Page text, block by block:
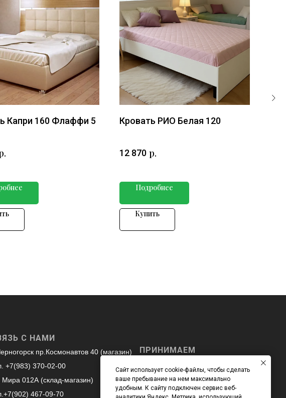
Капри 160 Флаффи 5 Кровать РИО Белая 120
12 870 р.
Подробнее
Купить
С НАМИ
пр.Космонавтов 40 (магазин)
+7(983) 370-02-00
Мира 012А (склад-магазин)
467-09-70
ПРИНИМАЕМ
Вы можете оплатить
покупки наличными /
картой при получении, а
Сайт использует cookie-файлы, чтобы сделать
ваше пребывание на нем максимально
удобным. К cайту подключен сервис веб-